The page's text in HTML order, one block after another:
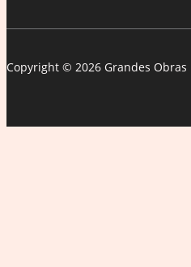
Copyright © 2026 Grandes Obras